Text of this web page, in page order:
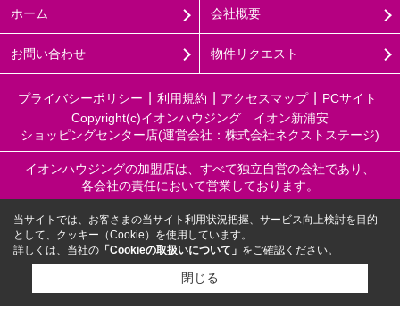
ホーム 会社概要
お問い合わせ 物件リクエスト
プライバシーポリシー 利用規約 アクセスマップ
PCサイト
Copyright(c)イオンハウジング イオン新浦安
ショッピングセンター店(運営会社：株式会社ネクストステージ)
イオンハウジングの加盟店は、すべて独立自営の会社であり、
各会社の責任において営業しております。
当サイトでは、お客さまの当サイト利用状況把握、サービス向上検討を目的
として、クッキー（Cookie）を使用しています。
詳しくは、当社の 「Cookieの取扱いについて」 をご確認ください。
閉じる